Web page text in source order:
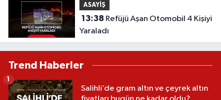
ASAYİŞ
13:38
Yaraladı
Trend Haberler
Salihli’de gram altın ve çeyrek altın
1